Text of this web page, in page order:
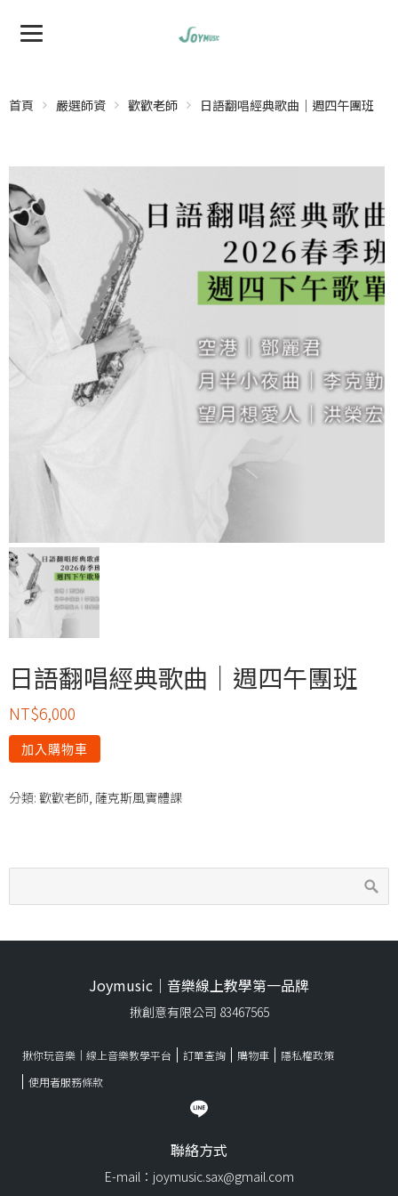
首頁 嚴選師資 歡歡老師 日語翻唱經典歌曲｜週四午團班
日語翻唱經典歌曲｜週四午團班
NT$6,000
加入購物車
分類: 歡歡老師, 薩克斯風實體課
Joymusic｜音樂線上教學第一品牌
揪創意有限公司 83467565
揪你玩音樂｜線上音樂教學平台 訂單查詢 購物車
隱私權政策
使用者服務條款
聯絡方式
E-mail：joymusic.sax@gmail.com